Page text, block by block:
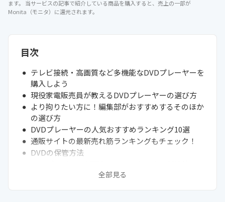
ます。 当サービスの記事で紹介している商品を購入すると、売上の一部が
Monita（モニタ）に還元されます。
目次
テレビ接続・高画質など多機能なDVDプレーヤーを
購入しよう
現役家電販売員が教えるDVDプレーヤーの選び方
より拘りたい方に！編集部がおすすめするそのほか
の選び方
DVDプレーヤーの人気おすすめランキング10選
通販サイトの最新売れ筋ランキングもチェック！
DVDの保管方法
DVDプレイヤーで映画を思いっきり楽しもう！
全部見る